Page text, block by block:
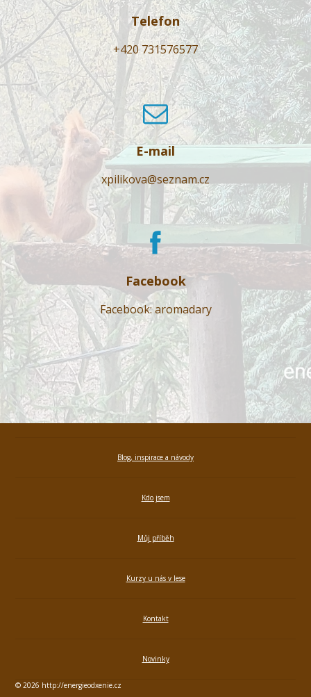
Telefon
+420 731576577
E-mail
xpilikova@seznam.cz
Facebook
Facebook: aromadary
Blog, inspirace a návody
Kdo jsem
Můj příběh
Kurzy u nás v lese
Kontakt
Novinky
© 2026 http://energieodxenie.cz